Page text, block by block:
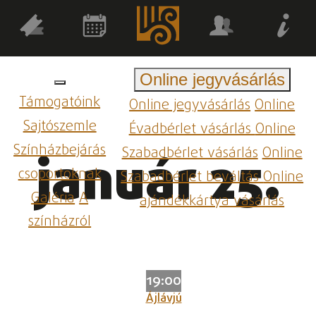
Támogatóink
Sajtószemle
Színházbejárás
csoportoknak
GalériaA
színházról
Online jegyvásárlás
Online jegyvásárlásOnline
Évadbérlet vásárlásOnline
Szabadbérlet vásárlásOnline
Szabadbérlet beváltásOnline
ajándékkártya vásárlás
január 25.
19:00
Ájlávjú